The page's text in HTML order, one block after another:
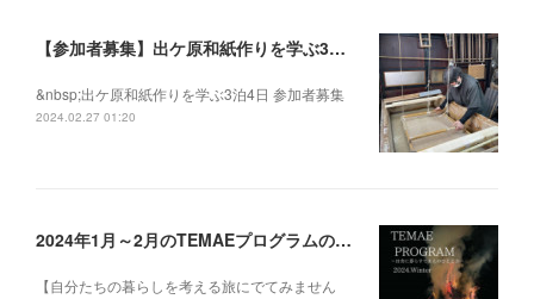
【参加者募集】出ケ原和紙作りを学ぶ3泊4日
&nbsp;出ケ原和紙作りを学ぶ3泊4日 参加者募集
2024.02.27 01:20
2024年1月～2月のTEMAEプログラムの募集を開始いたしました
【自分たちの暮らしを考える旅にでてみません